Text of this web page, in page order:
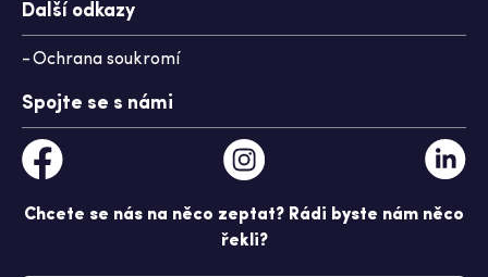
Další odkazy
Ochrana soukromí
Spojte se s námi
Chcete se nás na něco zeptat? Rádi byste nám něco
řekli?